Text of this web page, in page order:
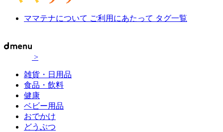
ママテナについて ご利用にあたって タグ一覧
>
雑貨・日用品
食品・飲料
健康
ベビー用品
おでかけ
どうぶつ